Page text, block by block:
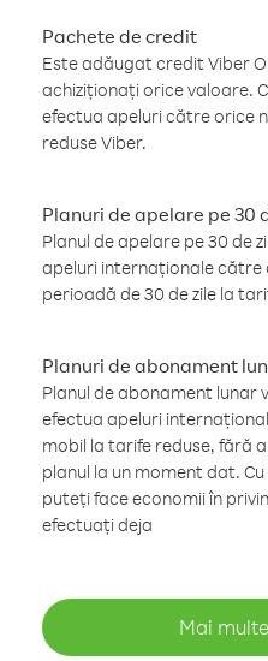
Pachete de credit
Este adăugat credit Viber
achiziționați orice valoare.
efectua apeluri către orice
reduse Viber.
Planuri de apelare pe 30
Planul de apelare pe 30 de
apeluri internaționale către
perioadă de 30 de zile la
Planuri de abonament
Planul de abonament lunar
efectua apeluri
mobil la tarife reduse, fără
planul la un moment dat.
puteți face economii în
efectuați deja
Mai